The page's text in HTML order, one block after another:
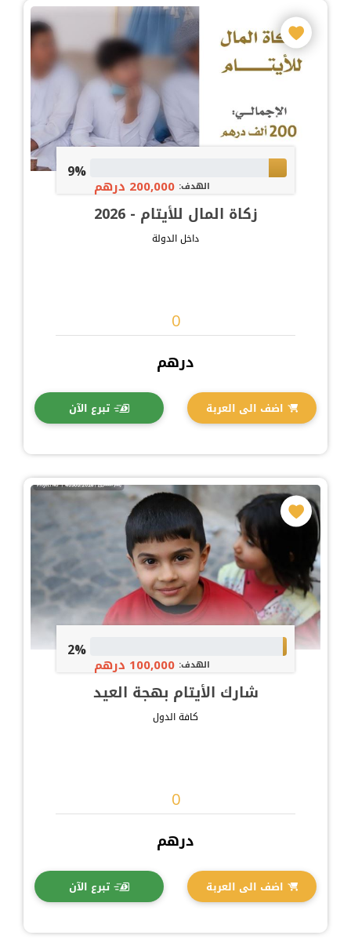
9%
الهدف: 200,000 درهم
زكاة المال للأيتام - 2026
داخل الدولة
درهم
اضف الى العربة تبرع الآن
2%
الهدف: 100,000 درهم
شارك الأيتام بهجة العيد
كافة الدول
درهم
اضف الى العربة تبرع الآن